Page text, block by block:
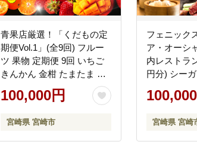
青果店厳選！「くだもの定
期便Vol.1」(全9回) フルー
ツ 果物 定期便 9回 いちご
きんかん 金柑 たまたま 日
向夏 マンゴー メロン みか
ん 温州みかん 不知火 柑橘
お取り寄せ ギフト
100,000円
宮崎県 宮崎市
フェニック
ア・オーシ
内レストラ
円分) シー
ン 食事券
分 30000 旅
菜 フルーツ
チ ディナー
宮崎県 宮崎